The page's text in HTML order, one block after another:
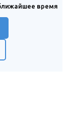
время